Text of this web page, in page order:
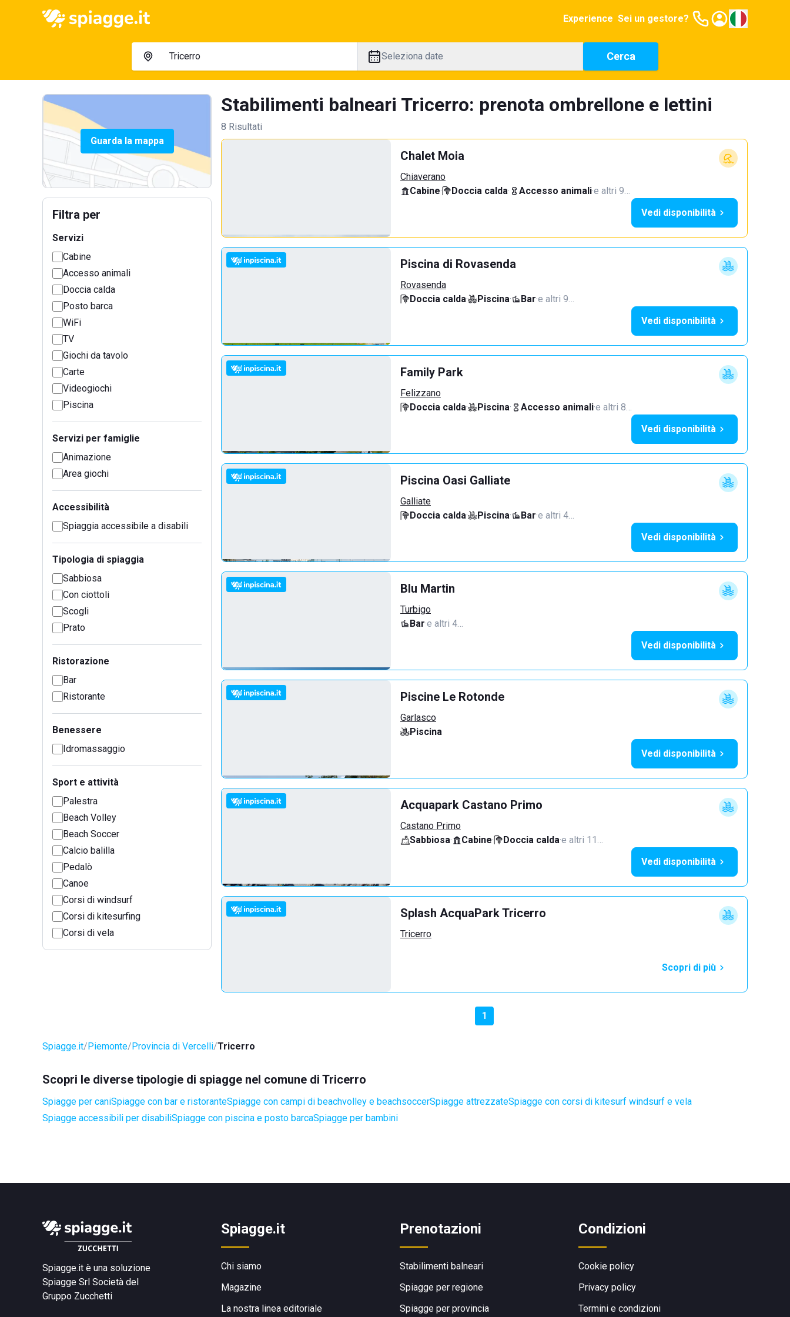
Experience Sei un gestore?
Seleziona date Cerca
Guarda la mappa
Filtra per
Servizi
Cabine
Accesso animali
Doccia calda
Posto barca
WiFi
TV
Giochi da tavolo
Carte
Videogiochi
Piscina
Servizi per famiglie
Animazione
Area giochi
Accessibilità
Spiaggia accessibile a disabili
Tipologia di spiaggia
Sabbiosa
Con ciottoli
Scogli
Prato
Ristorazione
Bar
Ristorante
Benessere
Idromassaggio
Sport e attività
Palestra
Beach Volley
Beach Soccer
Calcio balilla
Pedalò
Canoe
Corsi di windsurf
Corsi di kitesurfing
Corsi di vela
Stabilimenti balneari Tricerro: prenota ombrellone e lettini
8 Risultati
Chalet Moia
Chiaverano
Cabine· Doccia calda· Accesso animali·e altri 9…
Vedi disponibilità
Piscina di Rovasenda
Rovasenda
Doccia calda· Piscina· Bar·e altri 9…
Vedi disponibilità
Family Park
Felizzano
Doccia calda· Piscina· Accesso animali·e altri 8…
Vedi disponibilità
Piscina Oasi Galliate
Galliate
Doccia calda· Piscina· Bar·e altri 4…
Vedi disponibilità
Blu Martin
Turbigo
Bar·e altri 4…
Vedi disponibilità
Piscine Le Rotonde
Garlasco
Piscina
Vedi disponibilità
Acquapark Castano Primo
Castano Primo
Sabbiosa· Cabine· Doccia calda·e altri 11…
Vedi disponibilità
Splash AcquaPark Tricerro
Tricerro
Scopri di più
1
Spiagge.it Piemonte Provincia di Vercelli Tricerro
Scopri le diverse tipologie di spiagge nel comune di Tricerro
Spiagge per caniSpiagge con bar e ristoranteSpiagge con campi di beachvolley e beachsoccerSpiagge attrezzateSpiagge con corsi di kitesurf windsurf e vela
Spiagge accessibili per disabiliSpiagge con piscina e posto barcaSpiagge per bambini
Spiagge.it è una soluzione
Spiagge Srl Società del
Gruppo Zucchetti
Spiagge.it
Chi siamo
Magazine
La nostra linea editoriale
Prenotazioni
Stabilimenti balneari
Spiagge per regione
Spiagge per provincia
Condizioni
Cookie policy
Privacy policy
Termini e condizioni